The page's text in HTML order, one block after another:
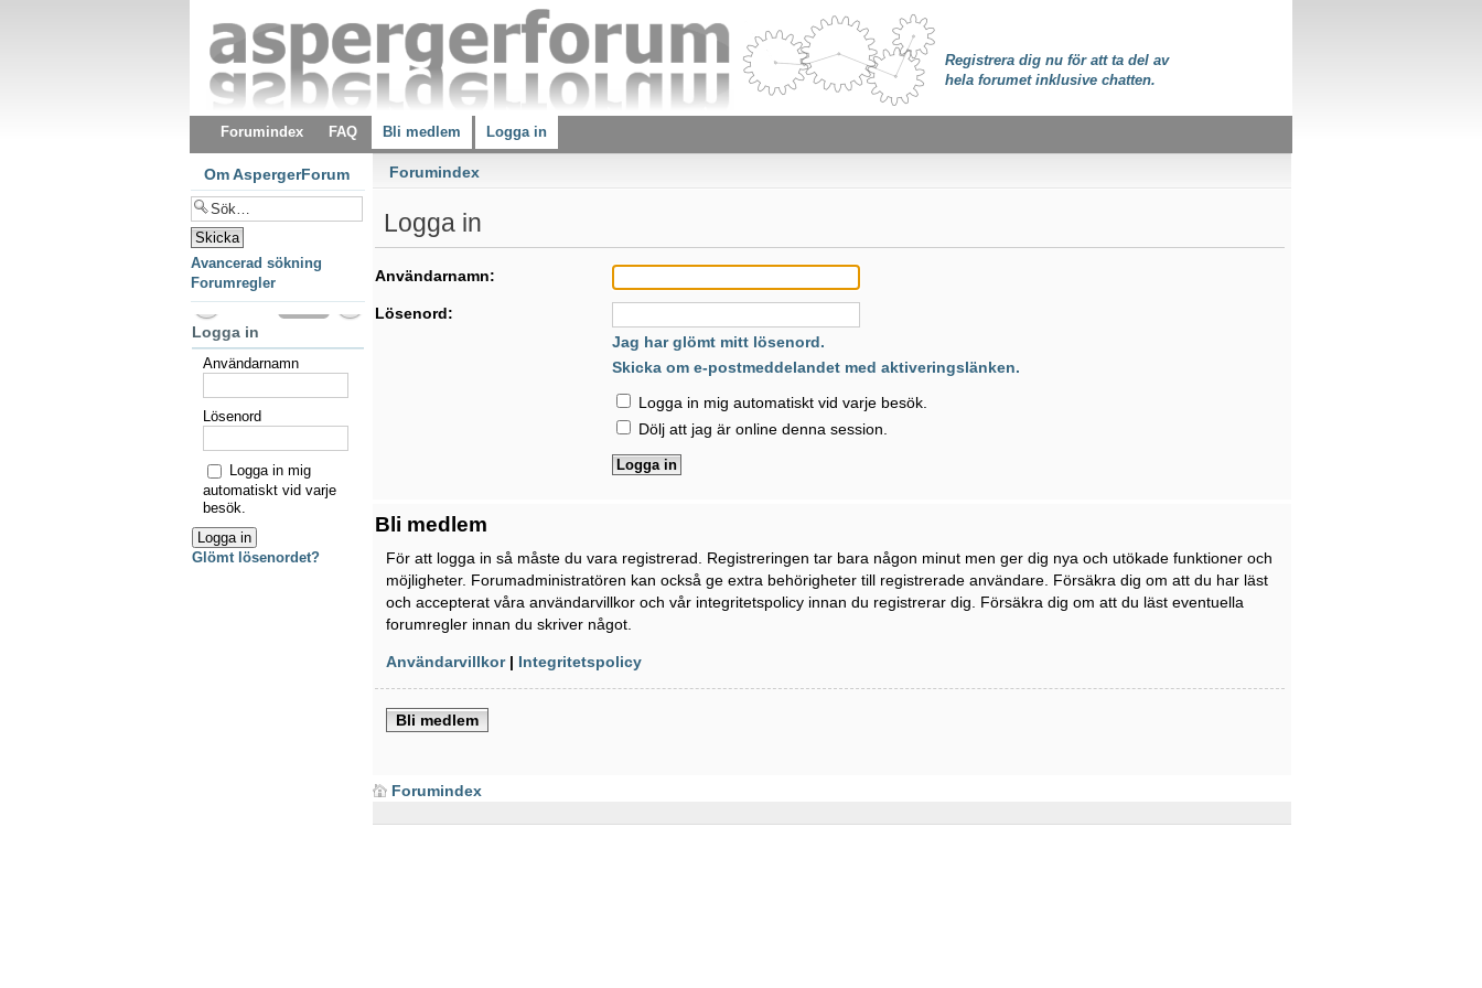
Registrera dig nu för att ta del av
hela forumet inklusive chatten.
Forumindex FAQ Bli medlem Logga in
Forumindex
Logga in
Användarnamn:
Lösenord:
Jag har glömt mitt lösenord.
Skicka om e-postmeddelandet med aktiveringslänken.
Logga in mig automatiskt vid varje besök.
Dölj att jag är online denna session.
Bli medlem
För att logga in så måste du vara registrerad. Registreringen tar bara någon minut men ger dig nya och utökade funktioner och
möjligheter. Forumadministratören kan också ge extra behörigheter till registrerade användare. Försäkra dig om att du har läst
och accepterat våra användarvillkor och vår integritetspolicy innan du registrerar dig. Försäkra dig om att du läst eventuella
forumregler innan du skriver något.
Användarvillkor| Integritetspolicy
Bli medlem
Forumindex
Om AspergerForum
Avancerad sökning
Forumregler
Logga in
Användarnamn
Lösenord
Logga in mig
automatiskt vid varje
besök.
Glömt lösenordet?